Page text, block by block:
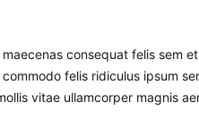
consequat felis sem
felis ridiculus ipsum
vitae ullamcorper magnis